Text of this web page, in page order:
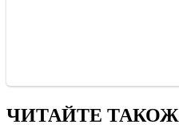
ЧИТАЙТЕ ТАКОЖ